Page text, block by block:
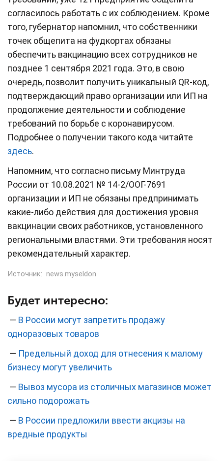
согласилось работать с их соблюдением. Кроме
того, губернатор напомнил, что собственники
точек общепита на фудкортах обязаны
обеспечить вакцинацию всех сотрудников не
позднее 1 сентября 2021 года. Это, в свою
очередь, позволит получить уникальный QR-код,
подтверждающий право организации или ИП на
продолжение деятельности и соблюдение
требований по борьбе с коронавирусом.
Подробнее о получении такого кода читайте
здесь.
Напомним, что согласно письму Минтруда
России от 10.08.2021 № 14-2/ООГ-7691
организации и ИП не обязаны предпринимать
какие-либо действия для достижения уровня
вакцинации своих работников, установленного
региональными властями. Эти требования носят
рекомендательный характер.
Источник: news.myseldon
Будет интересно:
— В России могут запретить продажу
одноразовых товаров
— Предельный доход для отнесения к малому
бизнесу могут увеличить
— Вывоз мусора из столичных магазинов может
сильно подорожать
— В России предложили ввести акцизы на
вредные продукты